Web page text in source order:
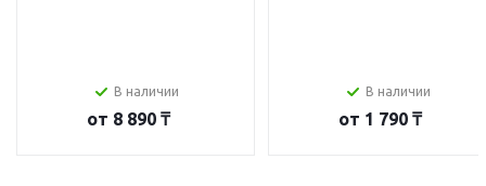
В наличии
от 8 890 ₸
В наличии
от 1 790 ₸